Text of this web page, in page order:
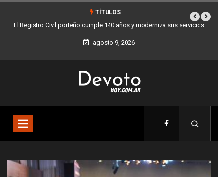
TÍTULOS
Buenos Aires sumó 12 nuevos Bares Notables y ya son 90 en toda
la Ciudad
agosto 9, 2026